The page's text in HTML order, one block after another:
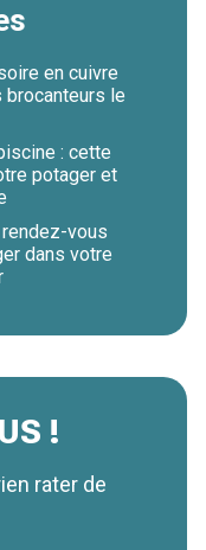
en cuivre
brocanteurs le
: cette
potager et
vous
dans votre
!
rater de